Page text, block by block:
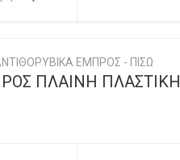
ΕΜΠΡΟΣ - ΠΙΣΩ
ΠΛΑΙΝΗ ΠΛΑΣΤΙΚΗ